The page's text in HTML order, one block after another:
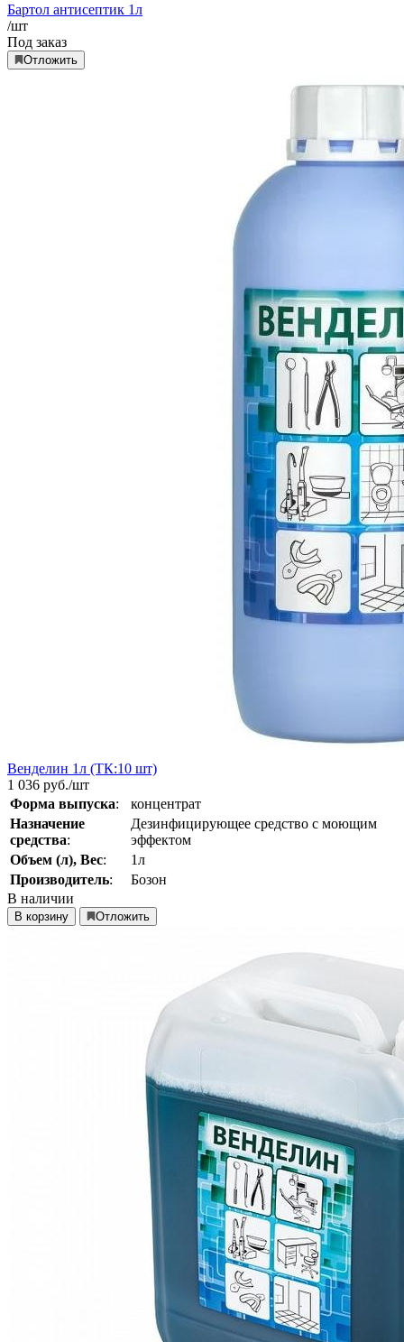
Бартол антисептик 1л
/шт
Под заказ
Отложить
Венделин 1л (ТК:10 шт)
1 036 руб./шт
Форма выпуска:
концентрат
Назначение
средства:
Дезинфицирующее средство с моющим
эффектом
Объем (л), Вес:
1л
Производитель:
Бозон
В наличии
В корзину Отложить